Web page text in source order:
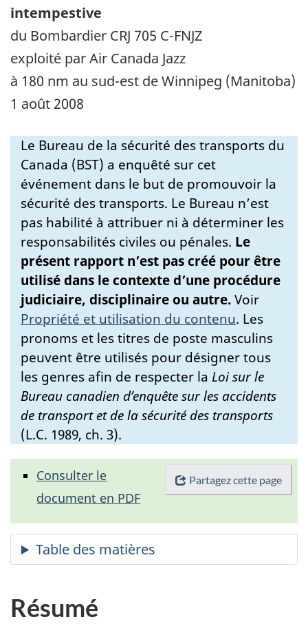
intempestive
du Bombardier CRJ 705 C-FNJZ
exploité par Air Canada Jazz
à 180 nm au sud-est de Winnipeg (Manitoba)
1 août 2008
Le Bureau de la sécurité des transports du
Canada (BST) a enquêté sur cet
événement dans le but de promouvoir la
sécurité des transports. Le Bureau n’est
pas habilité à attribuer ni à déterminer les
responsabilités civiles ou pénales. Le
présent rapport n’est pas créé pour être
utilisé dans le contexte d’une procédure
judiciaire, disciplinaire ou autre.Voir
Propriété et utilisation du contenu. Les
pronoms et les titres de poste masculins
peuvent être utilisés pour désigner tous
les genres afin de respecter la Loi sur le
Bureau canadien d’enquête sur les accidents
de transport et de la sécurité des transports
(L.C. 1989, ch. 3).
Partagez cette page
Consulter le
document en PDF
Résumé